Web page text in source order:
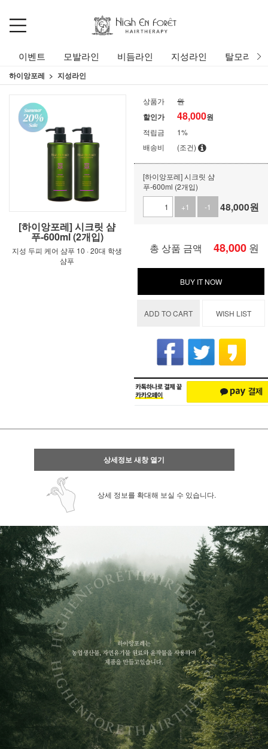
이벤트 모발라인 비듬라인 지성라인
탈모라인
하이앙포레
지성라인
[하이앙포레] 시크릿 샴
푸-600ml (2개입)
지성 두피 케어 샴푸 10 · 20대 학생
샴푸
상품가 원
할인가 48,000원
적립금
1%
배송비
(조건)
[하이앙포레] 시크릿 샴
푸-600ml (2개입)
+1
-1 48,000원
총 상품 금액 48,000 원
BUY IT NOW
ADD TO CART WISH LIST
상세정보 새창 열기
상세 정보를 확대해 보실 수 있습니다.